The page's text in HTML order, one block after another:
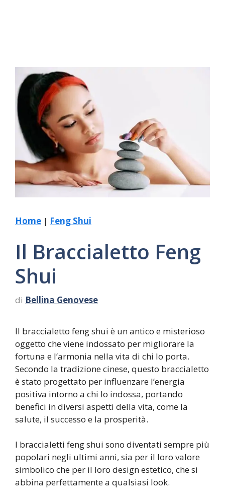
Home | Feng Shui
Il Braccialetto Feng
Shui
di Bellina Genovese
Il braccialetto feng shui è un antico e misterioso
oggetto che viene indossato per migliorare la
fortuna e l’armonia nella vita di chi lo porta.
Secondo la tradizione cinese, questo braccialetto
è stato progettato per influenzare l’energia
positiva intorno a chi lo indossa, portando
benefici in diversi aspetti della vita, come la
salute, il successo e la prosperità.
I braccialetti feng shui sono diventati sempre più
popolari negli ultimi anni, sia per il loro valore
simbolico che per il loro design estetico, che si
abbina perfettamente a qualsiasi look.